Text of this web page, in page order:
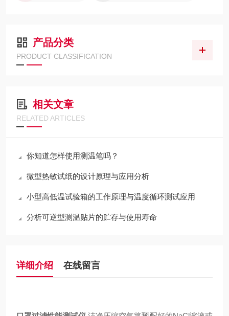
产品分类
PRODUCT CLASSIFICATION
相关文章
RELATED ARTICLES
你知道怎样使用测温笔吗？
微型热敏试纸的设计原理与应用分析
小型高低温试验箱的工作原理与温度循环测试应用
分析可逆型测温贴片的贮存与使用寿命
详细介绍 在线留言